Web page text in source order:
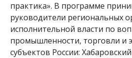
практика». В программе
руководители региональных
исполнительной власти по
промышленности, торговли и
субъектов России: